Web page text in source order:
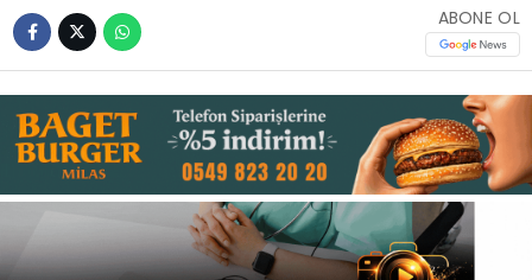
Youtube
ABONE OL